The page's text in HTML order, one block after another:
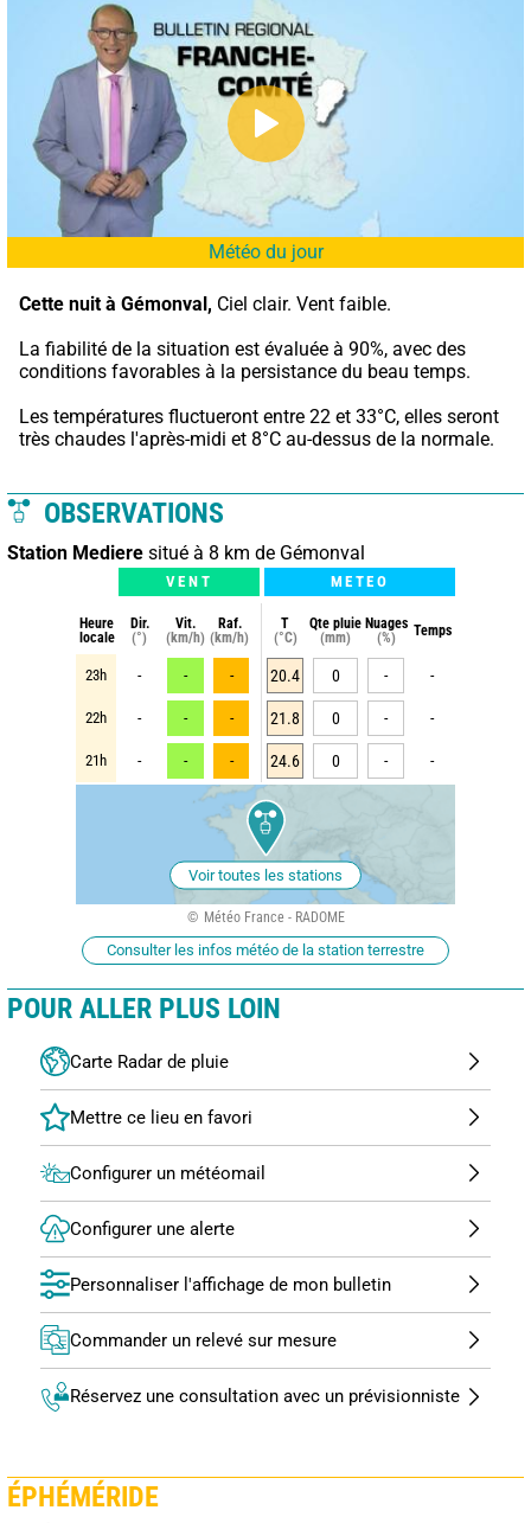
Météo du jour
Cette nuit à Gémonval, Ciel clair. Vent faible.
La fiabilité de la situation est évaluée à 90%, avec des
conditions favorables à la persistance du beau temps.
Les températures fluctueront entre 22 et 33°C, elles seront
très chaudes l'après-midi et 8°C au-dessus de la normale.
OBSERVATIONS
Station Mediere situé à 8 km de Gémonval
VENT METEO
Heure
locale
Dir.
(°)
Vit.
(km/h)
Raf.
(km/h)
T
(°C)
Qte pluie
(mm)
Nuages
(%)
Temps
23h - - - 20.4 0 - -
22h - - - 21.8 0 - -
21h - - - 24.6 0 - -
Voir toutes les stations
Météo France - RADOME
Consulter les infos météo de la station terrestre
POUR ALLER PLUS LOIN
Carte Radar de pluie
Configurer un météomail
Configurer une alerte
Personnaliser l'affichage de mon bulletin
Commander un relevé sur mesure
Réservez une consultation avec un prévisionniste
ÉPHÉMÉRIDE